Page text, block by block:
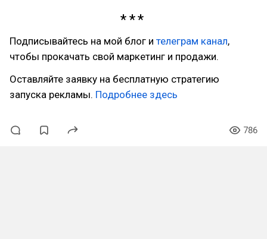
Подписывайтесь на мой блог и телеграм канал,
чтобы прокачать свой маркетинг и продажи.
Оставляйте заявку на бесплатную стратегию
запуска рекламы. Подробнее здесь
786